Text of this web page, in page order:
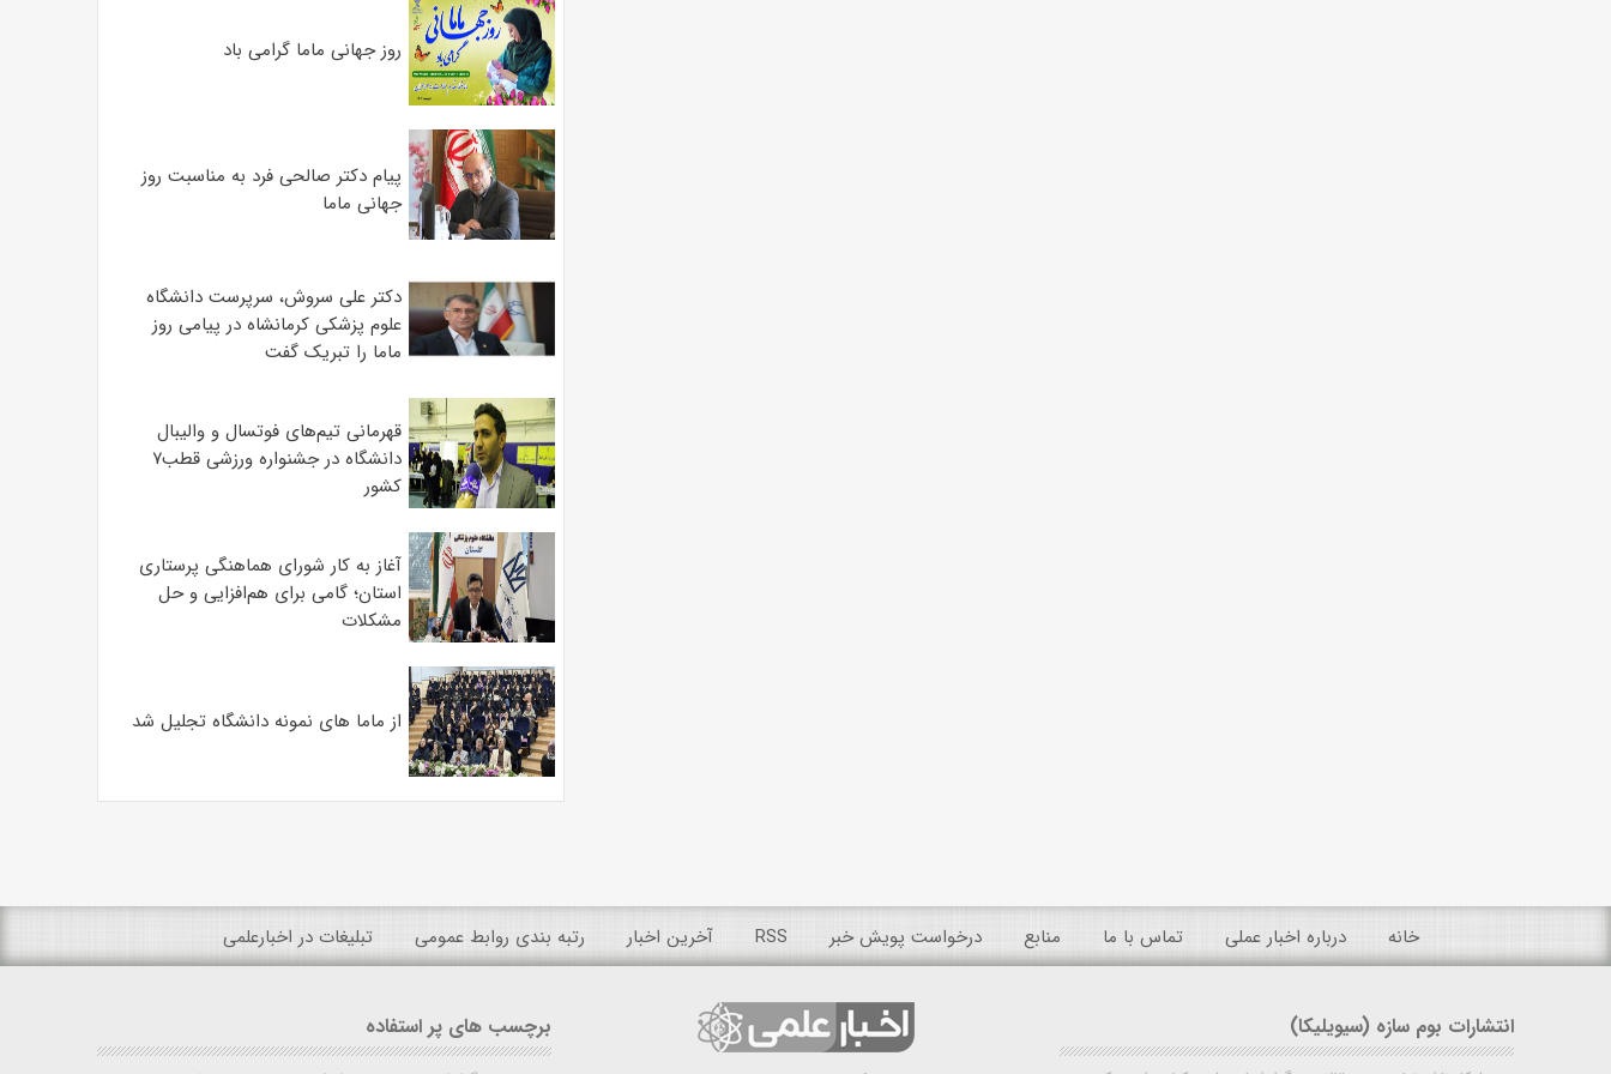
روز جهانی ماما گرامی باد
پیام دکتر صالحی فرد به مناسبت روز
جهانی ماما
دکتر علی سروش، سرپرست دانشگاه
علوم پزشکی کرمانشاه در پیامی روز
ماما را تبریک گفت
قهرمانی تیم‌های فوتسال و والیبال
دانشگاه در جشنواره ورزشی قطب۷
کشور
آغاز به کار شورای هماهنگی پرستاری
استان؛ گامی برای هم‌افزایی و حل
مشکلات
از ماما های نمونه دانشگاه تجلیل شد
خانه درباره اخبار عملی تماس با ما منابع درخواست پویش خبر RSS آخرین اخبار رتبه بندی روابط عمومی تبلیغات در اخبارعلمی
انتشارات بوم سازه (سیویلیکا) برچسب های پر استفاده